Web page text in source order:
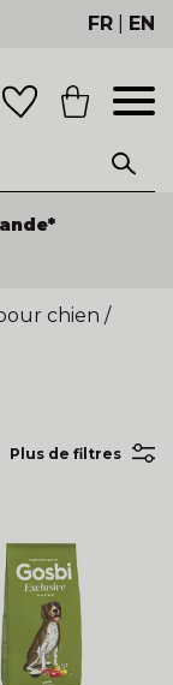
FR EN
chien /
Plus de filtres